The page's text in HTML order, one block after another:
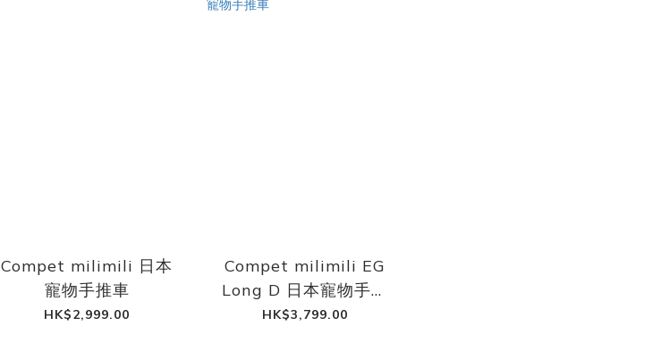
Compet milimili 日本
寵物手推車
HK$2,999.00
Compet milimili EG
Long D 日本寵物手推
車
HK$3,799.00